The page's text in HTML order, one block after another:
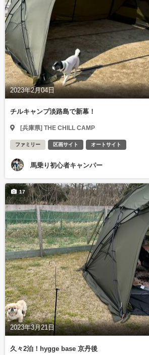
2023年2月04日
チルキャンプ淡路島で新幕！
[兵庫県] THE CHILL CAMP
ファミリー 区画サイト オートサイト
馬乗り初心者キャンパー
2023年3月21日
17
久々2泊！hygge base 京丹後